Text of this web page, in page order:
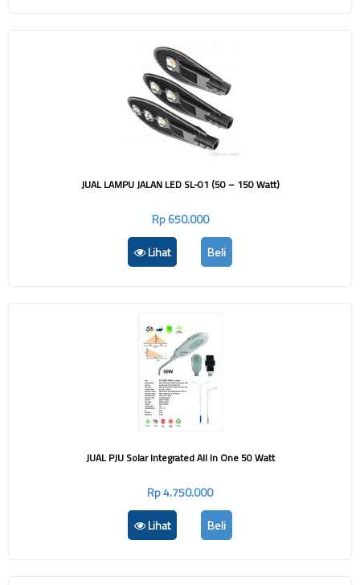
JUAL LAMPU JALAN LED SL-01 (50 – 150 Watt)
Rp 650.000
Lihat
Beli
JUAL PJU Solar Integrated All In One 50 Watt
Rp 4.750.000
Lihat
Beli